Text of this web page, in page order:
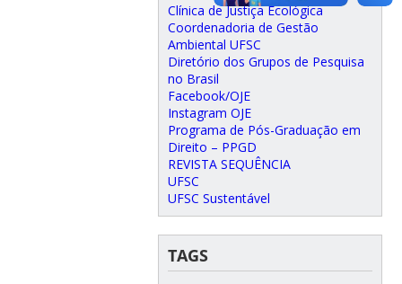
Clínica de Justiça Ecológica
Coordenadoria de Gestão
Ambiental UFSC
Diretório dos Grupos de Pesquisa
no Brasil
Facebook/OJE
Instagram OJE
Programa de Pós-Graduação em
Direito – PPGD
REVISTA SEQUÊNCIA
UFSC
UFSC Sustentável
TAGS